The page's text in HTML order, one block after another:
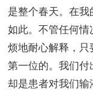
是整个春天。在
如此。不管任何
烦地耐心解释，
第一位的。我们
却是患者对我们